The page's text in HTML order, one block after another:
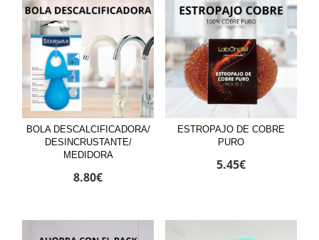
BOLA DESCALCIFICADORA/
DESINCRUSTANTE/
MEDIDORA
8.80€
ESTROPAJO DE COBRE
PURO
5.45€